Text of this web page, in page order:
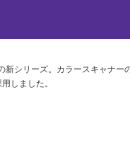
シリーズ。カラースキャナ
しました。